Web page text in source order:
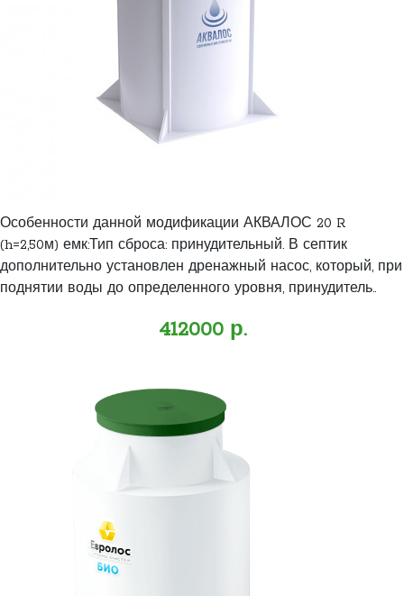
Особенности данной модификации АКВАЛОС 20 R
(h=2,50м) емк:Тип сброса: принудительный. В септик
дополнительно установлен дренажный насос, который, при
поднятии воды до определенного уровня, принудитель..
412000 р.